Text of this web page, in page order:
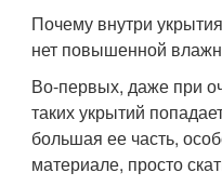
Почему внутри
нет повышенной
Во-первых, даже при
таких укрытий
большая ее часть,
материале, просто